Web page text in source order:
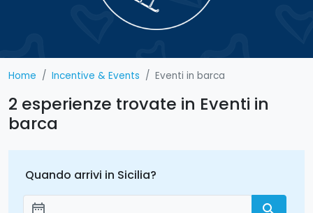
Home Incentive & Events Eventi in barca
2 esperienze trovate in Eventi in
barca
Quando arrivi in Sicilia?